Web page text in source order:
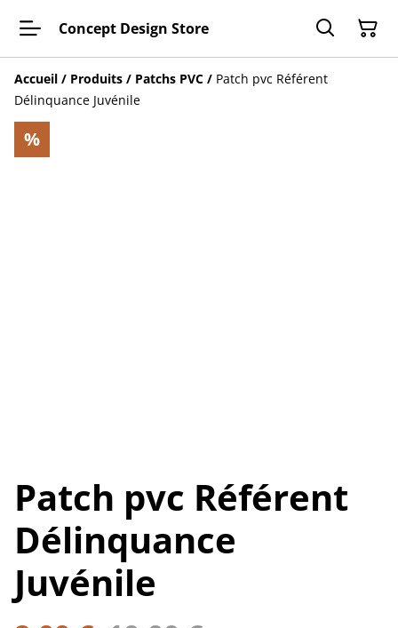
Concept Design Store
Accueil / Produits / Patchs PVC / Patch pvc Référent
Délinquance Juvénile
%
Patch pvc Référent
Délinquance
Juvénile